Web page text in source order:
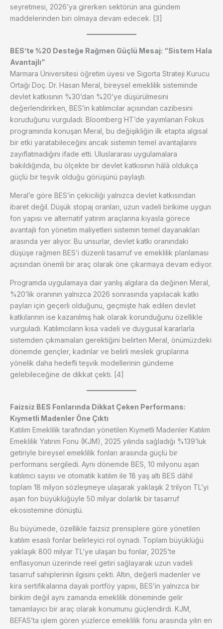
seyretmesi, 2026’ya girerken sektörün ana gündem
maddelerinden biri olmaya devam edecek. [3]
BES’te %20 Desteğe Rağmen Güçlü Mesaj: “Sistem Hala
Avantajlı”
Marmara Üniversitesi öğretim üyesi ve Sigorta Strateji Kurucu
Ortağı Doç. Dr. Hasan Meral, bireysel emeklilik sisteminde
devlet katkısının %30’dan %20’ye düşürülmesini
değerlendirirken, BES’in katılımcılar açısından cazibesini
koruduğunu vurguladı. Bloomberg HT’de yayımlanan Fokus
programında konuşan Meral, bu değişikliğin ilk etapta algısal
bir etki yaratabileceğini ancak sistemin temel avantajlarını
zayıflatmadığını ifade etti. Uluslararası uygulamalara
bakıldığında, bu ölçekte bir devlet katkısının hâlâ oldukça
güçlü bir teşvik olduğu görüşünü paylaştı.
Meral’e göre BES’in çekiciliği yalnızca devlet katkısından
ibaret değil. Düşük stopaj oranları, uzun vadeli birikime uygun
fon yapısı ve alternatif yatırım araçlarına kıyasla görece
avantajlı fon yönetim maliyetleri sistemin temel dayanakları
arasında yer alıyor. Bu unsurlar, devlet katkı oranındaki
düşüşe rağmen BES’i düzenli tasarruf ve emeklilik planlaması
açısından önemli bir araç olarak öne çıkarmaya devam ediyor.
Programda uygulamaya dair yanlış algılara da değinen Meral,
%20’lik oranının yalnızca 2026 sonrasında yapılacak katkı
payları için geçerli olduğunu, geçmişte hak edilen devlet
katkılarının ise kazanılmış hak olarak korunduğunu özellikle
vurguladı. Katılımcıların kısa vadeli ve duygusal kararlarla
sistemden çıkmamaları gerektiğini belirten Meral, önümüzdeki
dönemde gençler, kadınlar ve belirli meslek gruplarına
yönelik daha hedefli teşvik modellerinin gündeme
gelebileceğine de dikkat çekti. [4]
Faizsiz BES Fonlarında Dikkat Çeken Performans:
Kıymetli Madenler Öne Çıktı
Katılım Emeklilik tarafından yönetilen Kıymetli Madenler Katılım
Emeklilik Yatırım Fonu (KJM), 2025 yılında sağladığı %139’luk
getiriyle bireysel emeklilik fonları arasında güçlü bir
performans sergiledi. Aynı dönemde BES, 10 milyonu aşan
katılımcı sayısı ve otomatik katılım ile 18 yaş altı BES dâhil
toplam 18 milyon sözleşmeye ulaşarak yaklaşık 2 trilyon TL’yi
aşan fon büyüklüğüyle 50 milyar dolarlık bir tasarruf
ekosistemine dönüştü.
Bu büyümede, özellikle faizsiz prensiplere göre yönetilen
katılım esaslı fonlar belirleyici rol oynadı. Toplam büyüklüğü
yaklaşık 800 milyar TL’ye ulaşan bu fonlar, 2025’te
enflasyonun üzerinde reel getiri sağlayarak uzun vadeli
tasarruf sahiplerinin ilgisini çekti. Altın, değerli madenler ve
kira sertifikalarına dayalı portföy yapısı, BES’in yalnızca bir
birikim değil aynı zamanda emeklilik döneminde gelir
tamamlayıcı bir araç olarak konumunu güçlendirdi. KJM,
BEFAS’ta işlem gören yüzlerce emeklilik fonu arasında yılın en